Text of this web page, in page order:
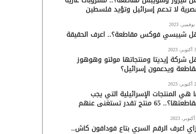
لا تدعم إسرائيل وتؤيد فلسطين
شيبسي فوكس مقاطعة؟.. اعرف الحقيقة
2023
شركة إيديتا ومنتجاتها مولتو وهوهوز
ويدعمون إسرائيل؟
2023
هي المنتجات الإسرائيلية التي يجب
65 منتج تقدر تستغنى عنهم
اعرف الرقم السري بتاع فودافون كاش..